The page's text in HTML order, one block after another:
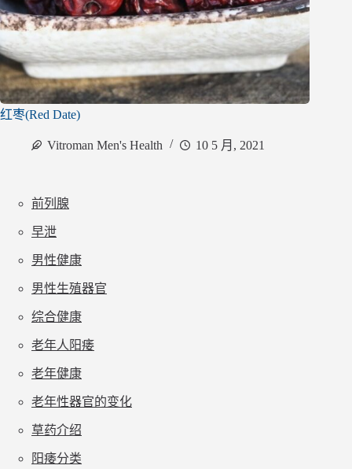
红枣(Red Date)
Vitroman Men's Health 10 5 月, 2021
前列腺
早泄
男性健康
男性生殖器官
综合健康
老年人阳痿
老年健康
老年性器官的变化
草药介绍
阳痿分类